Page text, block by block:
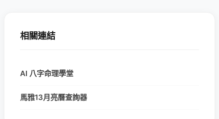
相關連結
AI 八字命理學堂
馬雅13月亮曆查詢器